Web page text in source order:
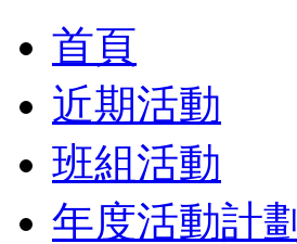
首頁
近期活動
班組活動
年度活動計劃